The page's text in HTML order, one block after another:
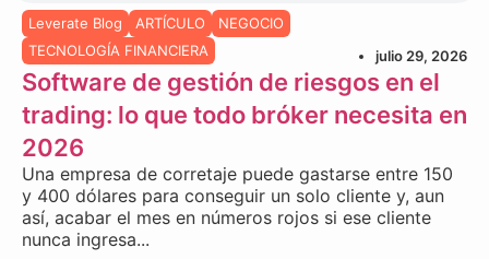
Leverate Blog ARTÍCULO
NEGOCIO
TECNOLOGÍA FINANCIERA
julio 29, 2026
Software de gestión de riesgos en el
trading: lo que todo bróker necesita en
2026
Una empresa de corretaje puede gastarse entre 150
y 400 dólares para conseguir un solo cliente y, aun
así, acabar el mes en números rojos si ese cliente
nunca ingresa...